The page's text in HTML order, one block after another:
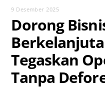
9 Desember 2025
Dorong
Tegaskan
Tanpa